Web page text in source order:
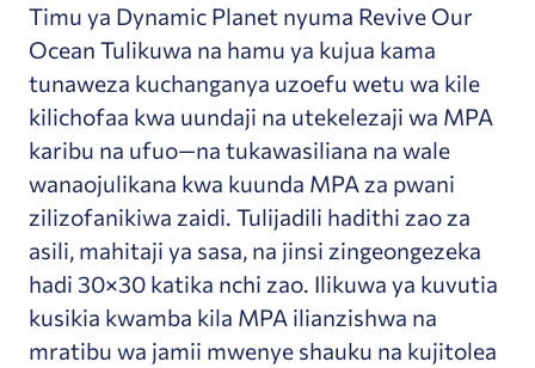
Timu ya Dynamic Planet nyuma Revive Our
Ocean Tulikuwa na hamu ya kujua kama
tunaweza kuchanganya uzoefu wetu wa kile
kilichofaa kwa uundaji na utekelezaji wa MPA
karibu na ufuo—na tukawasiliana na wale
wanaojulikana kwa kuunda MPA za pwani
zilizofanikiwa zaidi. Tulijadili hadithi zao za
asili, mahitaji ya sasa, na jinsi zingeongezeka
hadi 30×30 katika nchi zao. Ilikuwa ya kuvutia
kusikia kwamba kila MPA ilianzishwa na
mratibu wa jamii mwenye shauku na kujitolea